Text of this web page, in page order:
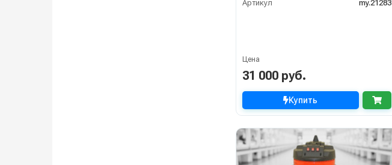
Артикул my.21283
Цена
31 000 руб.
Купить